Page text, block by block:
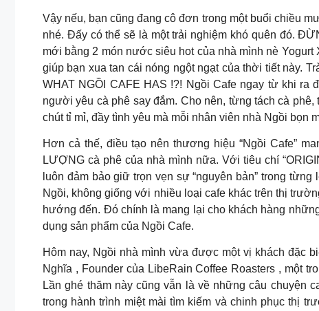
Vậy nếu, bạn cũng đang cô đơn trong một buổi chiều
nhé. Đấy có thể sẽ là một trải nghiệm khó quên đó.
mới bằng 2 món nước siêu hot của nhà mình nè
giúp bạn xua tan cái nóng ngột ngạt của thời tiết này.
WHAT NGỒI CAFE HAS !?! Ngồi Cafe ngay từ khi
người yêu cà phê say đắm. Cho nên, từng tách cà
chút tỉ mỉ, đầy tình yêu mà mỗi nhân viên nhà Ngồi bọn
Hơn cả thế, điều tạo nên thương hiệu “Ngồi Cafe”
LƯỢNG cà phê của nhà mình nữa. Với tiêu chí
luôn đảm bảo giữ trọn vẹn sự “nguyên bản” trong
Ngồi, không giống với nhiều loại cafe khác trên thị
hướng đến. Đó chính là mang lại cho khách hàng
dụng sản phẩm của Ngồi Cafe.
Hôm nay, Ngồi nhà mình vừa được một vị khách đặc
Nghĩa , Founder của LibeRain Coffee Roasters , một
Lần ghé thăm này cũng vẫn là về những câu chuyện
trong hành trình miệt mài tìm kiếm và chinh phục thị